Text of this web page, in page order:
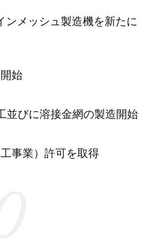
ンメッシュ製造機を新たに
始
並びに溶接金網の製造開始
事業）許可を取得